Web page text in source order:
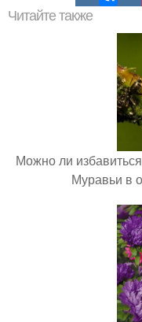
Читайте также
Можно ли
Муравьи в